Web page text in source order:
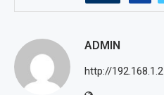
ADMIN
http://